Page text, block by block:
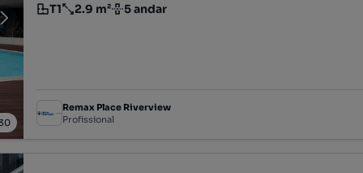
Tipologia
T1
Preço por metro quadrado
2.9 m²
Andar 5 andar
Remax Place Riverview
Profissional